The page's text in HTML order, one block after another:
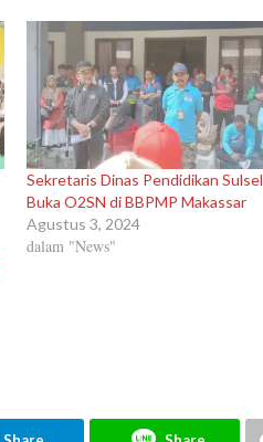
Sekretaris Dinas Pendidikan Sulsel
Buka O2SN di BBPMP Makassar
Agustus 3, 2024
dalam "News"